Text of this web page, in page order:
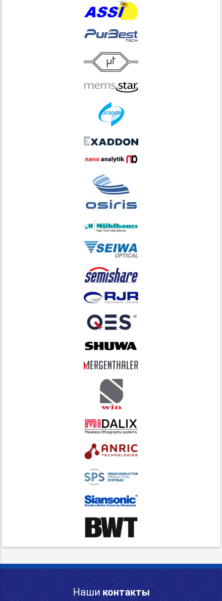
Наши контакты